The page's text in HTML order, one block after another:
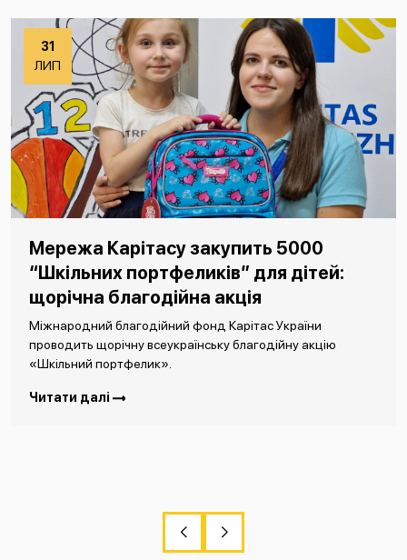
31
ЛИП
Мережа Карітасу закупить 5000
“Шкільних портфеликів” для дітей:
щорічна благодійна акція
Міжнародний благодійний фонд Карітас України
проводить щорічну всеукраїнську благодійну акцію
«Шкільний портфелик».
Читати далі